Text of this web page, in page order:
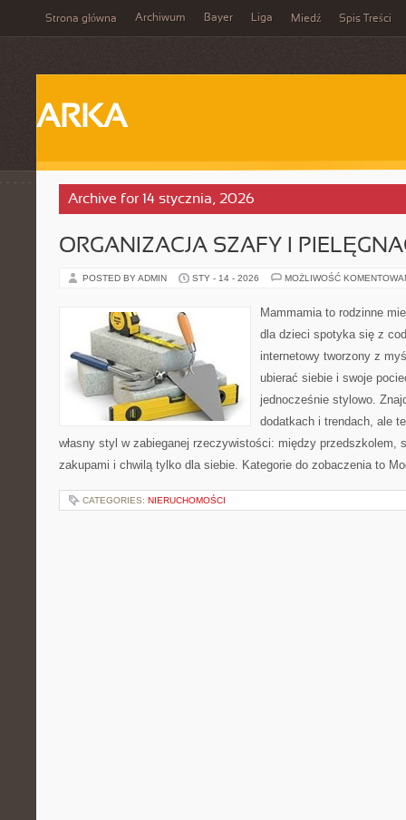
Strona główna Archiwum Bayer Liga Miedź Spis Treści
ARKA
Archive for 14 stycznia, 2026
ORGANIZACJA SZAFY I
POSTED BY ADMIN STY - 14 - 2026 MOŻLIWOŚĆ
Mammamia to rodzinne
dla dzieci spotyka się z
internetowy tworzony z
ubierać siebie i swoje
jednocześnie stylowo.
dodatkach i trendach, ale
własny styl w zabieganej rzeczywistości: między przedszkolem,
zakupami i chwilą tylko dla siebie. Kategorie do zobaczenia to
CATEGORIES: NIERUCHOMOŚCI